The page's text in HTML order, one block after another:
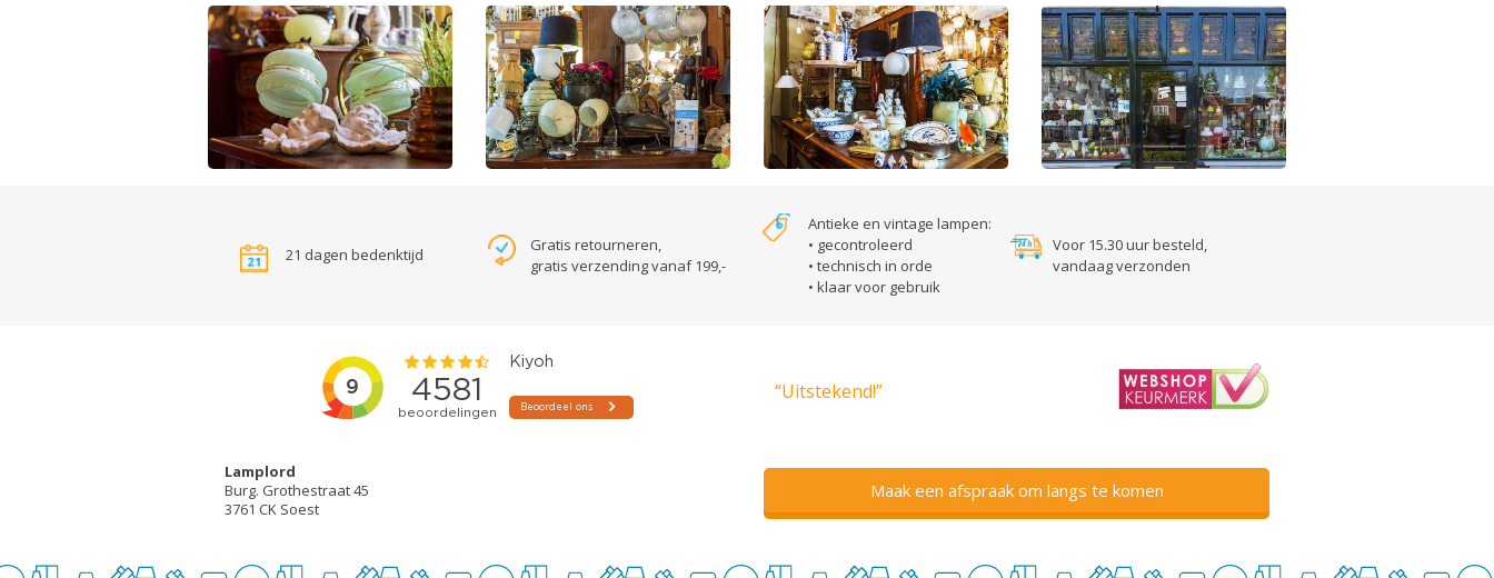
21 dagen bedenktijd
Gratis retourneren,
gratis verzending vanaf 199,-
Antieke en vintage lampen:
• gecontroleerd
• technisch in orde
• klaar voor gebruik
Voor 15.30 uur besteld,
vandaag verzonden
“Uitstekend!”
Lamplord
Burg. Grothestraat 45
3761 CK Soest
Maak een afspraak om langs te komen